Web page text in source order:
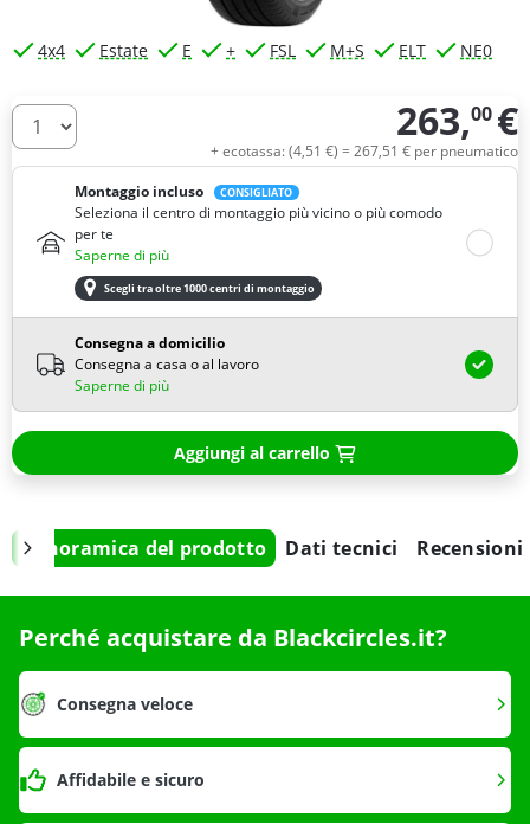
4x4 Estate E + FSL M+S ELT NE0
Quantità 263,00 €
+ ecotassa: (4,51 €) = 267,51 € per pneumatico
Montaggio incluso
CONSIGLIATO
Seleziona il centro di montaggio più vicino o più comodo
per te
Saperne di più
Scegli tra oltre 1000 centri di montaggio
Consegna a domicilio
Consegna a casa o al lavoro
Saperne di più
Aggiungi al carrello
Panoramica del prodotto Dati tecnici Recensioni
Perché acquistare da Blackcircles.it?
Consegna veloce
Affidabile e sicuro